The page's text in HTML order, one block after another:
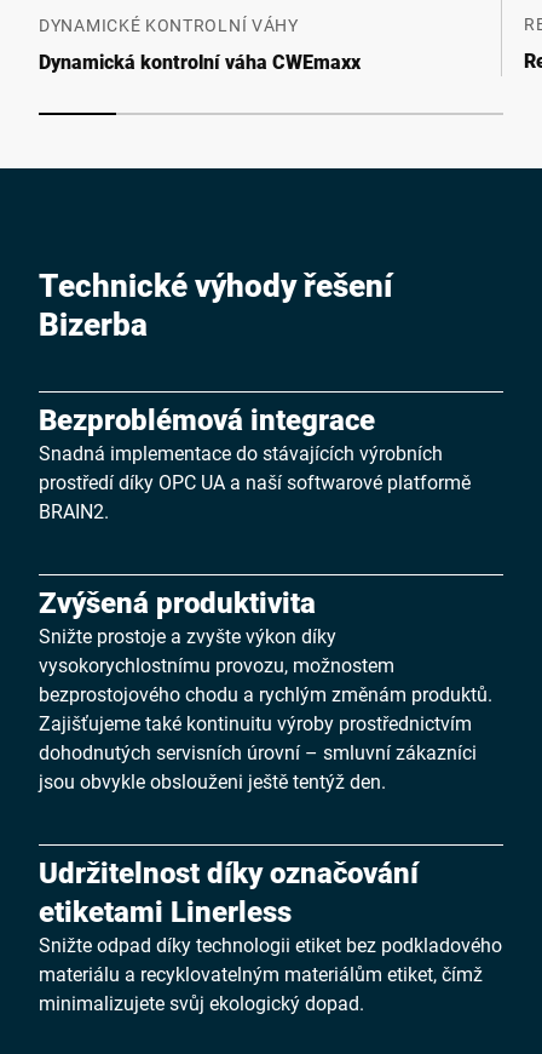
DYNAMICKÉ KONTROLNÍ VÁHY
Dynamická kontrolní váha CWEmaxx
Technické výhody řešení
Bizerba
Bezproblémová integrace
Snadná implementace do stávajících výrobních
prostředí díky OPC UA a naší softwarové platformě
BRAIN2.
Zvýšená produktivita
Snižte prostoje a zvyšte výkon díky
vysokorychlostnímu provozu, možnostem
bezprostojového chodu a rychlým změnám produktů.
Zajišťujeme také kontinuitu výroby prostřednictvím
dohodnutých servisních úrovní – smluvní zákazníci
jsou obvykle obslouženi ještě tentýž den.
Udržitelnost díky označování
etiketami Linerless
Snižte odpad díky technologii etiket bez podkladového
materiálu a recyklovatelným materiálům etiket, čímž
minimalizujete svůj ekologický dopad.